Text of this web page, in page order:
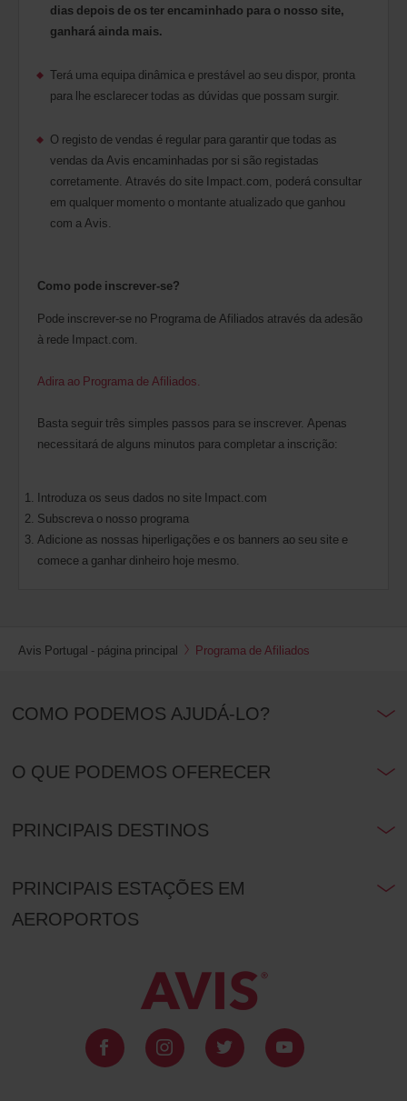
dias depois de os ter encaminhado para o nosso site,
ganhará ainda mais.
Terá uma equipa dinâmica e prestável ao seu dispor, pronta
para lhe esclarecer todas as dúvidas que possam surgir.
O registo de vendas é regular para garantir que todas as
vendas da Avis encaminhadas por si são registadas
corretamente. Através do site Impact.com, poderá consultar
em qualquer momento o montante atualizado que ganhou
com a Avis.
Como pode inscrever-se?
Pode inscrever-se no Programa de Afiliados através da adesão
à rede Impact.com.
Adira ao Programa de Afiliados.
Basta seguir três simples passos para se inscrever. Apenas
necessitará de alguns minutos para completar a inscrição:
Introduza os seus dados no site Impact.com
Subscreva o nosso programa
Adicione as nossas hiperligações e os banners ao seu site e
comece a ganhar dinheiro hoje mesmo.
Avis Portugal - página principal Programa de Afiliados
COMO PODEMOS AJUDÁ-LO?
O QUE PODEMOS OFERECER
PRINCIPAIS DESTINOS
PRINCIPAIS ESTAÇÕES EM
AEROPORTOS